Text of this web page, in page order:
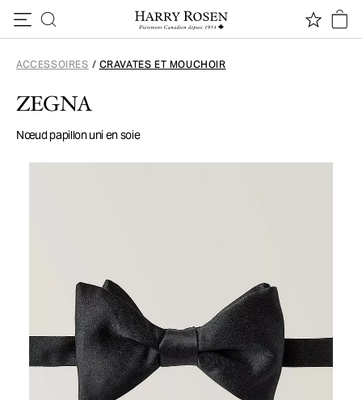
ACCESSOIRES / CRAVATES ET MOUCHOIR
ZEGNA
Nœud papillon uni en soie